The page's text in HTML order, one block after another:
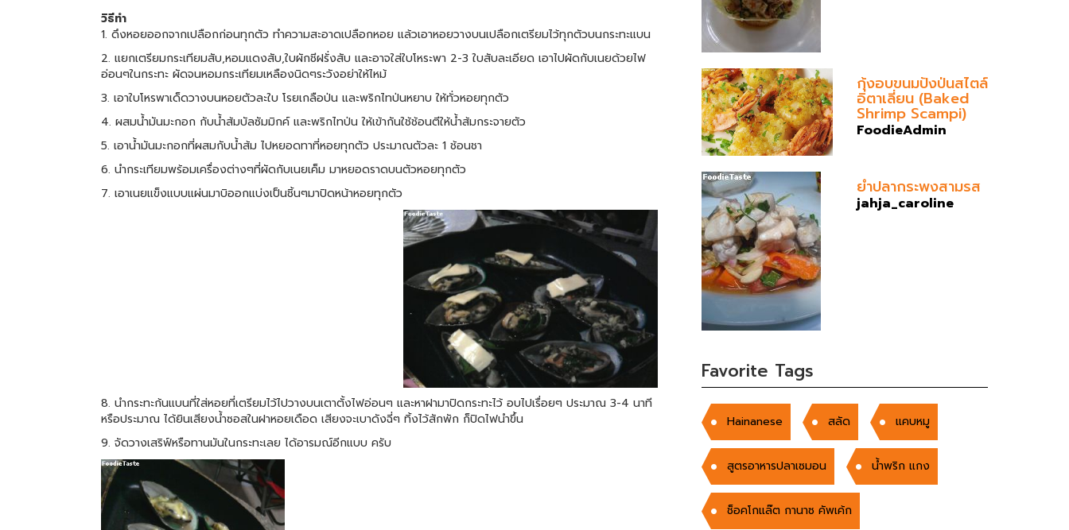
วิธีทำ
1. ดึงหอยออกจากเปลือกก่อนทุกตัว ทำความสะอาดเปลือกหอย แล้วเอาหอยวางบนเปลือกเตรียมไว้ทุกตัวบนกระทะแบน
2. แยกเตรียมกระเทียมสับ,หอมแดงสับ,ใบผักชีฝรั่งสับ และอาจใส่ใบโหระพา 2-3 ใบสับละเอียด เอาไปผัดกับเนยด้วยไฟ
อ่อนๆในกระทะ ผัดจนหอมกระเทียมเหลืองนิดๆระวังอย่าให้ไหม้
3. เอาใบโหรพาเด็ดวางบนหอยตัวละใบ โรยเกลือป่น และพริกไทป่นหยาบ ให้ทั่วหอยทุกตัว
4. ผสมน้ำมันมะกอก กับน้ำส้มบัลซัมมิกค์ และพริกไทป่น ให้เข้ากันใช้ช้อนตีให้น้ำส้มกระจายตัว
5. เอาน้ำมันมะกอกที่ผสมกับน้ำส้ม ไปหยอดทาที่หอยทุกตัว ประมาณตัวละ 1 ช้อนชา
6. นำกระเทียมพร้อมเครื่องต่างๆที่ผัดกับเนยเค็ม มาหยอดราดบนตัวหอยทุกตัว
7. เอาเนยแข็งแบบแผ่นมาบิออกแบ่งเป็นชิ้นๆมาปิดหน้าหอยทุกตัว
8. นำกระทะก้นแบนที่ใส่หอยที่เตรียมไว้ไปวางบนเตาตั้งไฟอ่อนๆ และหาฝามาปิดกระทะไว้ อบไปเรื่อยๆ ประมาณ 3-4 นาที
หรือประมาณ ได้ยินเสียงน้ำซอสในฝาหอยเดือด เสียงจะเบาดังฉี่ๆ ทิ้งไว้สักพัก ก็ปิดไฟนำขึ้น
9. จัดวางเสริฟ์หรือทานมันในกระทะเลย ได้อารมณ์อีกแบบ ครับ
กุ้งอบขนมปังป่นสไตล์
อิตาเลี่ยน (Baked
Shrimp Scampi)
FoodieAdmin
ยำปลากระพงสามรส
jahja_caroline
Favorite Tags
Hainanese สลัด แคบหมู
สูตรอาหารปลาเซมอน น้ำพริก แกง
ช็อคโกแล๊ต กานาซ คัพเค้ก